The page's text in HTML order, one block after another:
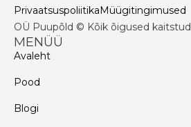
PrivaatsuspoliitikaMüügitingimused
OÜ Puupõld © Kõik õigused kaitstud
MENÜÜ
Avaleht
Pood
Blogi